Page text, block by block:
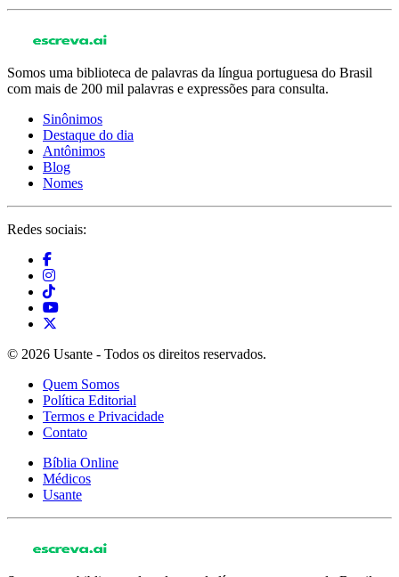
Somos uma biblioteca de palavras da língua portuguesa do Brasil
com mais de 200 mil palavras e expressões para consulta.
Sinônimos
Destaque do dia
Antônimos
Blog
Nomes
Redes sociais:
© 2026 Usante - Todos os direitos reservados.
Quem Somos
Política Editorial
Termos e Privacidade
Contato
Bíblia Online
Médicos
Usante